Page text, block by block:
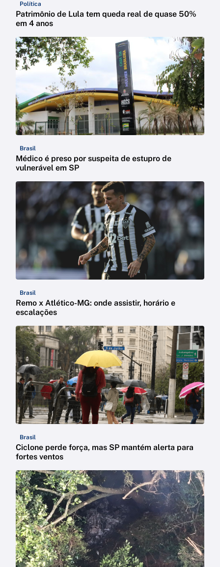
Política
Patrimônio de Lula tem queda real de quase 50%
em 4 anos
Brasil
Médico é preso por suspeita de estupro de
vulnerável em SP
Brasil
Remo x Atlético-MG: onde assistir, horário e
escalações
Brasil
Ciclone perde força, mas SP mantém alerta para
fortes ventos